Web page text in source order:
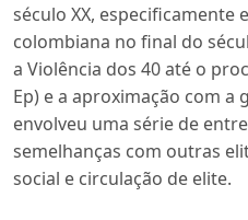
século XX, especificamente
colombiana no final do
a Violência dos 40 até o
Ep) e a aproximação com a
envolveu uma série de
semelhanças com outras
social e circulação de elite.